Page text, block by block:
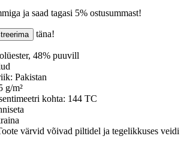
ja saad tagasi 5% ostusummast!
täna!
48% puuvill
Pakistan
g/m²
kohta: 144 TC
värvid võivad piltidel ja tegelikkuses veidi